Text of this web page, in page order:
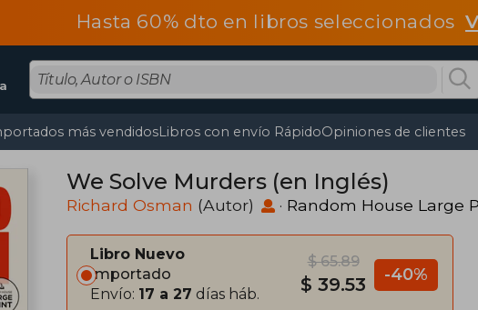
Hasta 60% dto en libros seleccionados
más vendidosLibros con envío RápidoOpiniones de clientes
We Solve Murders (en Inglés)
Richard Osman (Autor) · Random House Large
Libro Nuevo
Importado
Envío: 17 a 27 días háb.
$ 65.89
$ 39.53 -40%